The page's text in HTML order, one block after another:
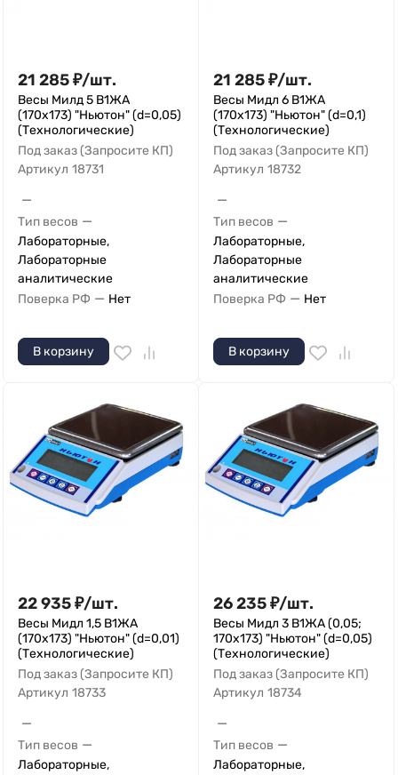
21 285₽/шт.
Весы Милд 5 В1ЖА
(170х173) "Ньютон" (d=0,05)
(Технологические)
Под заказ (Запросите КП)
Артикул 18731
—
Тип весов —
Лабораторные,
Лабораторные
аналитические
Поверка РФ — Нет
В корзину
21 285₽/шт.
Весы Мидл 6 В1ЖА
(170х173) "Ньютон" (d=0,1)
(Технологические)
Под заказ (Запросите КП)
Артикул 18732
—
Тип весов —
Лабораторные,
Лабораторные
аналитические
Поверка РФ — Нет
В корзину
22 935₽/шт.
Весы Мидл 1,5 В1ЖА
(170x173) "Ньютон" (d=0,01)
(Технологические)
Под заказ (Запросите КП)
Артикул 18733
—
Тип весов —
Лабораторные,
26 235₽/шт.
Весы Мидл 3 В1ЖА (0,05;
170х173) "Ньютон" (d=0,05)
(Технологические)
Под заказ (Запросите КП)
Артикул 18734
—
Тип весов —
Лабораторные,